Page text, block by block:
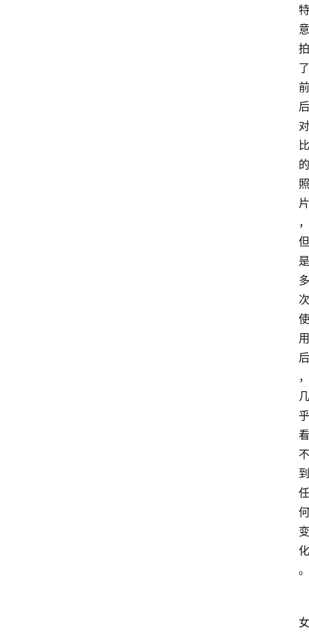
特
意
拍
了
前
后
对
比
的
照
片
，
但
是
多
次
使
用
后
，
几
乎
看
不
到
任
何
变
化
。
女